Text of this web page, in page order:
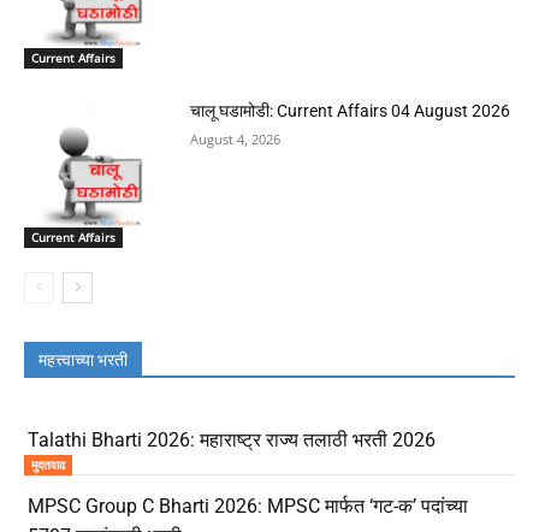
Current Affairs
Current Affairs
चालू घडामोडी: Current Affairs 04 August 2026
August 4, 2026
महत्त्वाच्या भरती
Talathi Bharti 2026: महाराष्ट्र राज्य तलाठी भरती 2026
मुदतवाढ
MPSC Group C Bharti 2026: MPSC मार्फत ‘गट-क’ पदांच्या